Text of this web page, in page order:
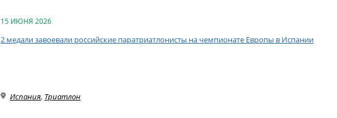
15 ИЮНЯ 2026
2 медали завоевали российские паратриатлонисты на чемпионате Европы в Испании
Испания, Триатлон